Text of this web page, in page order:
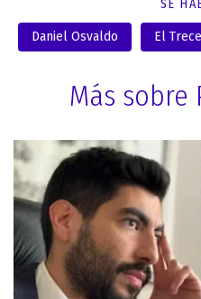
SE
Daniel Osvaldo El Trece
Más sobre